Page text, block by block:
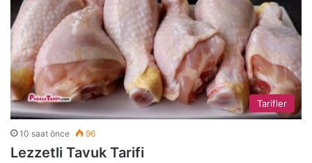
Tarifler
10 saat önce 96
Lezzetli Tavuk Tarifi